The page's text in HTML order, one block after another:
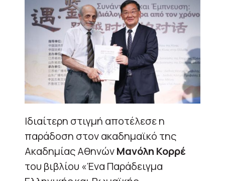
Ιδιαίτερη στιγμή αποτέλεσε η
παράδοση στον ακαδημαϊκό της
Ακαδημίας ΑθηνώνΜανόλη Κορρέ
του βιβλίου «Ένα Παράδειγμα